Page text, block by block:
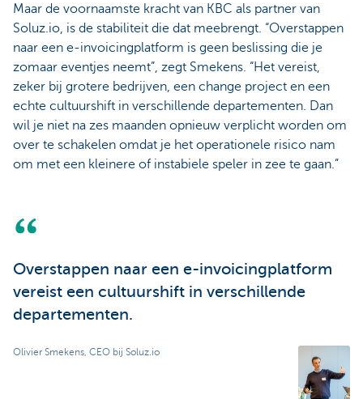
Maar de voornaamste kracht van KBC als partner van
Soluz.io, is de stabiliteit die dat meebrengt. “Overstappen
naar een e-invoicingplatform is geen beslissing die je
zomaar eventjes neemt”, zegt Smekens. “Het vereist,
zeker bij grotere bedrijven, een change project en een
echte cultuurshift in verschillende departementen. Dan
wil je niet na zes maanden opnieuw verplicht worden om
over te schakelen omdat je het operationele risico nam
om met een kleinere of instabiele speler in zee te gaan.”
Overstappen naar een e-invoicingplatform
vereist een cultuurshift in verschillende
departementen.
Olivier Smekens, CEO bij Soluz.io